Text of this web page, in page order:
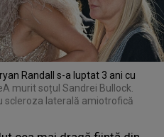
Randall s-a luptat 3 ani cu
A murit soțul Sandrei Bullock.
scleroza laterală amiotrofică